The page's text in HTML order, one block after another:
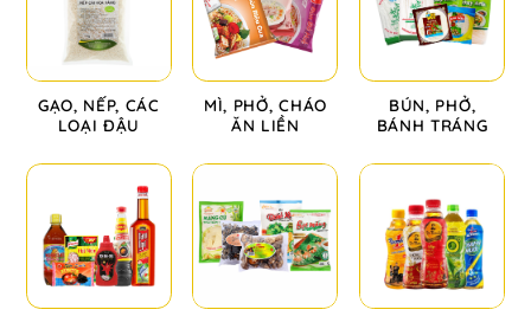
GẠO, NẾP, CÁC
LOẠI ĐẬU
MÌ, PHỞ, CHÁO
ĂN LIỀN
BÚN, PHỞ,
BÁNH TRÁNG